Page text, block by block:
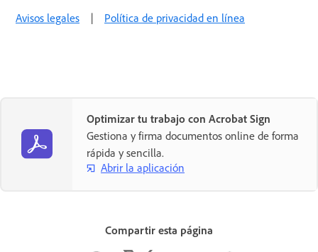
Avisos legales | Política de privacidad en línea
Optimizar tu trabajo con Acrobat Sign
Gestiona y firma documentos online de forma
rápida y sencilla.
Abrir la aplicación
Compartir esta página